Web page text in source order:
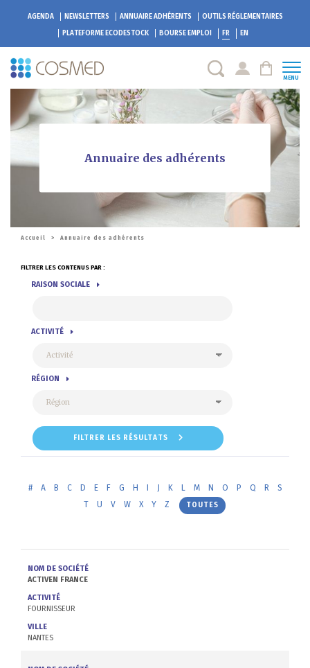
AGENDA NEWSLETTERS ANNUAIRE ADHÉRENTS
OUTILS RÉGLEMENTAIRES
PLATEFORME ECODESTOCK BOURSE EMPLOI FR EN
MENU
Annuaire des adhérents
Accueil > Annuaire des adhérents
FILTRER LES CONTENUS PAR :
RAISON SOCIALE
ACTIVITÉ
RÉGION
FILTRER LES RÉSULTATS
# A B C D E F G H I J K L M N O P Q R
S
T
U V W X Y Z TOUTES
NOM DE SOCIÉTÉ
ACTIVEN FRANCE
ACTIVITÉ
FOURNISSEUR
VILLE
NANTES